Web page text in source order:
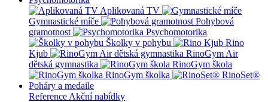
Aplikovaná TV
Gymnastické míče
Pohybová
gramotnost
Psychomotorika
Školky v pohybu
Rino
Kjub
RinoGym Air
dětská gymnastika
RinoGym škola
RinoGym školka
RinoSet®
Poháry a medaile
Reference Akční nabídky